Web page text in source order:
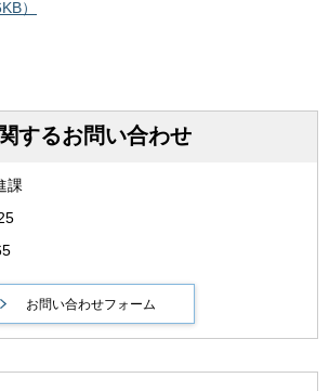
）
するお問い合わせ
課